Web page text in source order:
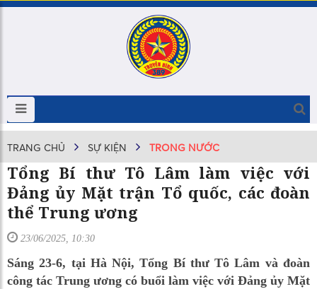
TRANG CHỦ SỰ KIỆN TRONG NƯỚC
Tổng Bí thư Tô Lâm làm việc với
Đảng ủy Mặt trận Tổ quốc, các đoàn
thể Trung ương
23/06/2025, 10:30
Sáng 23-6, tại Hà Nội, Tổng Bí thư Tô Lâm và đoàn
công tác Trung ương có buổi làm việc với Đảng ủy Mặt